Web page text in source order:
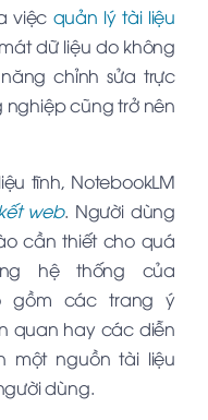
việc quản lý tài liệu
dữ liệu do không
chỉnh sửa trực
nghiệp cũng trở nên
tĩnh, NotebookLM
web. Người dùng
cần thiết cho quá
hệ thống của
gồm các trang ý
quan hay các diễn
một nguồn tài liệu
dùng.